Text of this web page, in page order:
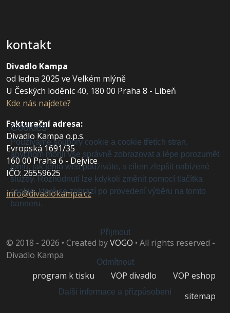
kontakt
Divadlo Kampa
od ledna 2025 ve Velkém mlýně
U Českých loděnic 40, 180 00 Praha 8 - Libeň
Kde nás najdete?
Fakturační adresa:
Divadlo Kampa o.p.s.
Evropská 1691/35
160 00 Praha 6 - Dejvice
IČO: 26559625
info@divadlokampa.cz
© 2018 - 2026 • Created byVOGO • All rights reserved -
Divadlo Kampa
program k tisku
VOP divadlo
VOP eshop
sitemap
Cookies
Používáme soubory cookie a cookie třetích stran,
abychom mohli vše správně zobrazovat a lépe porozumět
tomu, jak tento web používáte, s cílem zlepšit nabízené
služby. Rozhodnutí lze kdykoli změnit pomocí tlačítka
cookie, které se zobrazí po provedení výběru na tomto
banneru.
Přijmout
Odmítnout
Další informace a přizpůsobení